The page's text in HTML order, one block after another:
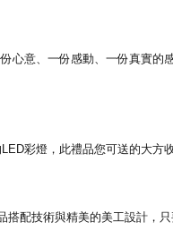
意、一份感動、一份真實的感
彩燈，此禮品您可送的大方
搭配技術與精美的美工設計，